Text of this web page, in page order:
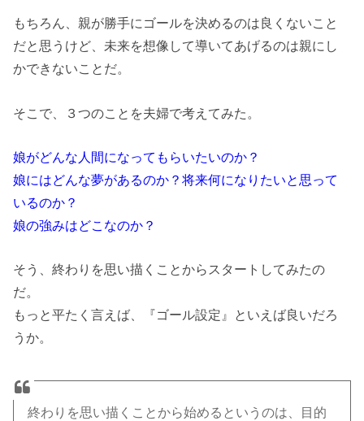
もちろん、親が勝手にゴールを決めるのは良くないこと
だと思うけど、未来を想像して導いてあげるのは親にし
かできないことだ。
そこで、３つのことを夫婦で考えてみた。
娘がどんな人間になってもらいたいのか？
娘にはどんな夢があるのか？将来何になりたいと思って
いるのか？
娘の強みはどこなのか？
そう、終わりを思い描くことからスタートしてみたの
だ。
もっと平たく言えば、『ゴール設定』といえば良いだろ
うか。
終わりを思い描くことから始めるというのは、目的